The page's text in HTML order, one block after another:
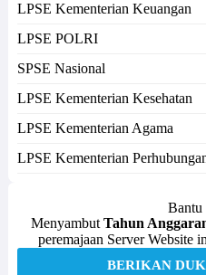
LPSE Kementerian Keuangan
LPSE POLRI
SPSE Nasional
LPSE Kementerian Kesehatan
LPSE Kementerian Agama
LPSE Kementerian
Bantu
MenyambutTahun
peremajaan Server Website
BERIKAN